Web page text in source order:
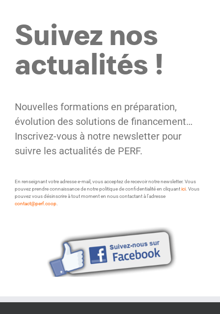
Suivez nos
actualités !
Nouvelles formations en préparation,
évolution des solutions de financement…
Inscrivez-vous à notre newsletter pour
suivre les actualités de PERF.
En renseignant votre adresse e-mail, vous acceptez de recevoir notre newsletter. Vous
pouvez prendre connaissance de notre politique de confidentialité en cliquantici. Vous
pouvez vous désinscrire à tout moment en nous contactant à l’adresse
contact@perf.coop.